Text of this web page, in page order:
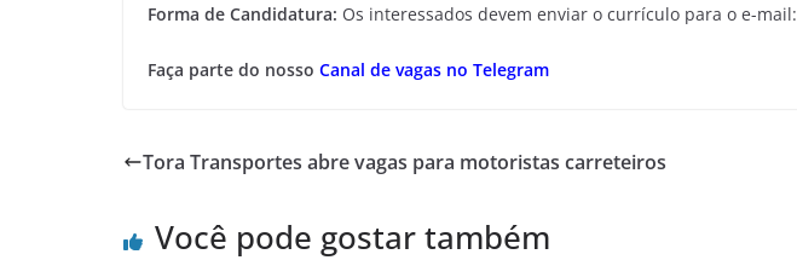
Forma de Candidatura: Os interessados devem enviar o currículo para o e-mail:
Faça parte do nosso Canal de vagas no Telegram
Tora Transportes abre vagas para motoristas carreteiros
Você pode gostar também